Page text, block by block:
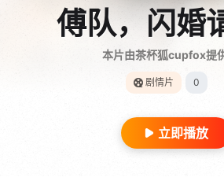
傅队，闪婚
本片由茶杯狐cupfox提
剧情片 0
立即播放